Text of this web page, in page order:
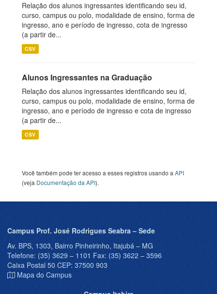
Relação dos alunos ingressantes identificando seu id,
curso, campus ou polo, modalidade de ensino, forma de
ingresso, ano e período de ingresso, cota de ingresso
(a partir de...
CSV
Alunos Ingressantes na Graduação
Relação dos alunos ingressantes identificando seu id,
curso, campus ou polo, modalidade de ensino, forma de
ingresso, ano e período de ingresso e cota de ingresso
(a partir de...
CSV
Você também pode ter acesso a esses registros usando a API
(veja Documentação da API).
Campus Prof. José Rodrigues Seabra – Sede
Av. BPS, 1303, Bairro Pinheirinho, Itajubá – MG
Telefone: (35) 3629 – 1101 Fax: (35) 3622 – 3596
Caixa Postal 50 CEP: 37500 903
Mapa do Campus